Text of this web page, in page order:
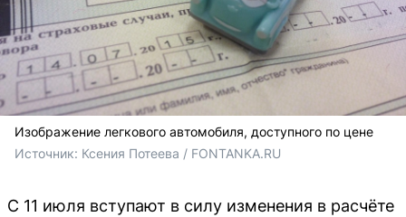
Изображение легкового автомобиля, доступного по цене
Источник: Ксения Потеева / FONTANKA.RU
С 11 июля вступают в силу изменения в расчёте